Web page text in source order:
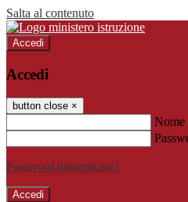
Salta al contenuto
Accedi
Accedi
button close ×
Nome
Password dimenticata?